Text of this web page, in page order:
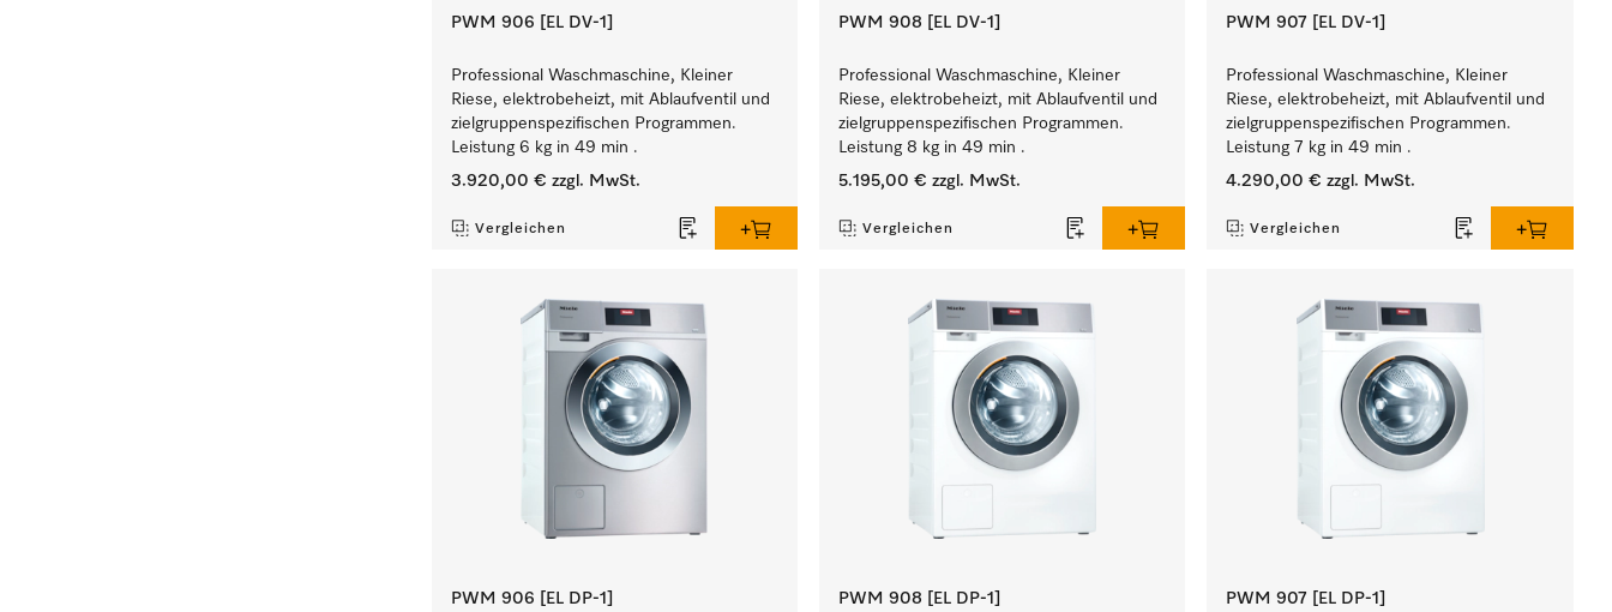
PWM 906 [EL DV-1]
Professional Waschmaschine, Kleiner
Riese, elektrobeheizt, mit Ablaufventil und
zielgruppenspezifischen Programmen.
Leistung 6 kg in 49 min .
3.920,00 € zzgl. MwSt.
Vergleichen
PWM 908 [EL DV-1]
Professional Waschmaschine, Kleiner
Riese, elektrobeheizt, mit Ablaufventil und
zielgruppenspezifischen Programmen.
Leistung 8 kg in 49 min .
5.195,00 € zzgl. MwSt.
Vergleichen
PWM 907 [EL DV-1]
Professional Waschmaschine, Kleiner
Riese, elektrobeheizt, mit Ablaufventil und
zielgruppenspezifischen Programmen.
Leistung 7 kg in 49 min .
4.290,00 € zzgl. MwSt.
Vergleichen
PWM 906 [EL DP-1] PWM 908 [EL DP-1] PWM 907 [EL DP-1]